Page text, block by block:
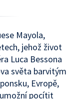
Mayola,
jehož život
Luca Bessona
světa barvitým
Evropě,
pocítit